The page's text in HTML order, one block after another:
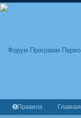
Правила Главная